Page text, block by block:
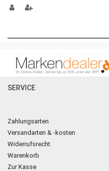
SERVICE
Zahlungsarten
Versandarten & -kosten
Widerrufsrecht
Warenkorb
Zur Kasse